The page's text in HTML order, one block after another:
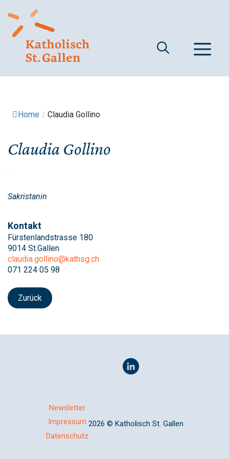
zum
Inhalt
Home / Claudia Gollino
Claudia Gollino
Sakristanin
Kontakt
Fürstenlandstrasse 180
9014 St.Gallen
claudia.gollino@kathsg.ch
071 224 05 98
Zurück
Newsletter
Impressum
Datenschutz
2026 © Katholisch St. Gallen